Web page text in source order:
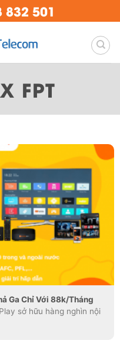
832 501
FPT
Ga Chỉ Với 88k/Tháng
sở hữu hàng nghìn nội